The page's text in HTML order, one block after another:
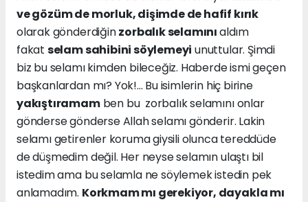
ve gözüm de morluk, dişimde de hafif kırık
olarak gönderdiğinzorbalık selamınıaldım
fakat selam sahibini söylemeyi unuttular. Şimdi
biz bu selamı kimden bileceğiz. Haberde ismi geçen
başkanlardan mı? Yok!... Bu isimlerin hiç birine
yakıştıramamben bu zorbalık selamını onlar
gönderse gönderse Allah selamı gönderir. Lakin
selamı getirenler koruma giysili olunca tereddüde
de düşmedim değil. Her neyse selamın ulaştı bil
istedim ama bu selamla ne söylemek istedin pek
anlamadım. Korkmam mı gerekiyor, dayakla mı